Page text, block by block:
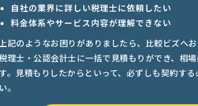
自社の業界に詳しい税理士に依頼したい
料金体系やサービス内容が理解できない
記のようなお困りがありましたら、比較ビズへ
理士・公認会計士に一括で見積もりができ、相
。見積もりしたからといって、必ずしも契約す
い。